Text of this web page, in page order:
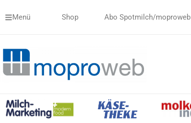
InhaltMenü Shop Abo Spotmilch/moproweb